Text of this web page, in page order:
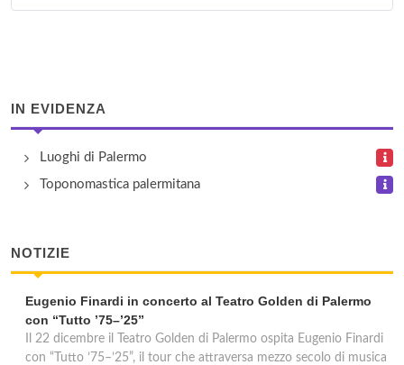
IN EVIDENZA
Luoghi di Palermo
Toponomastica palermitana
NOTIZIE
Eugenio Finardi in concerto al Teatro Golden di Palermo
con “Tutto ’75–’25”
Il 22 dicembre il Teatro Golden di Palermo ospita Eugenio Finardi
con “Tutto ’75–’25”, il tour che attraversa mezzo secolo di musica